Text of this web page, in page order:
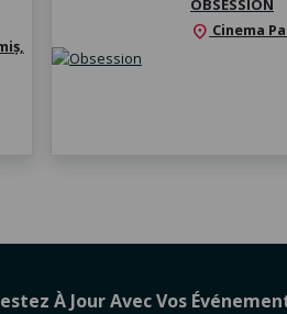
OBSESSION
location_on Cinema
À Jour Avec Vos